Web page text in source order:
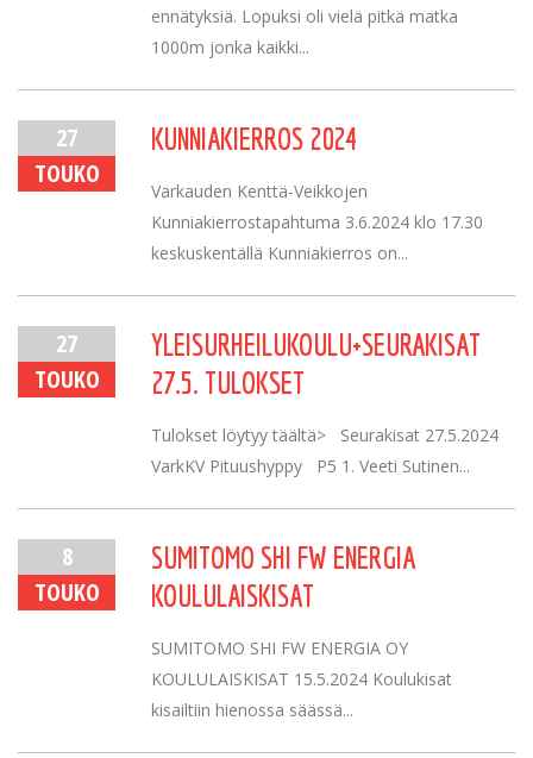
ennätyksiä. Lopuksi oli vielä pitkä matka
1000m jonka kaikki...
27
TOUKO
KUNNIAKIERROS 2024
Varkauden Kenttä-Veikkojen
Kunniakierrostapahtuma 3.6.2024 klo 17.30
keskuskentällä Kunniakierros on...
27
TOUKO
YLEISURHEILUKOULU+SEURAKISAT
27.5. TULOKSET
Tulokset löytyy täältä> Seurakisat 27.5.2024
VarkKV Pituushyppy P5 1. Veeti Sutinen...
8
TOUKO
SUMITOMO SHI FW ENERGIA
KOULULAISKISAT
SUMITOMO SHI FW ENERGIA OY
KOULULAISKISAT 15.5.2024 Koulukisat
kisailtiin hienossa säässä...